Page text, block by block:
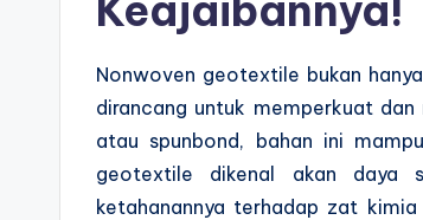
Nonwoven geotextile bukan
dirancang untuk memperkuat
atau spunbond, bahan ini
geotextile dikenal akan daya
ketahanannya terhadap zat